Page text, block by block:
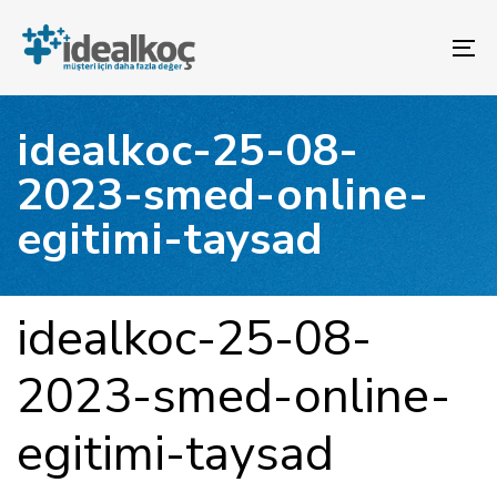
atla
gezinme
bölümüne
geç
İçeriğe
atlaidealkoc-25-08-
2023-smed-online-
egitimi-taysad
idealkoc-25-08-
2023-smed-online-
egitimi-taysad